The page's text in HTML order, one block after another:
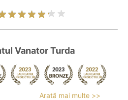
Vanator Turda
Arată mai multe >>